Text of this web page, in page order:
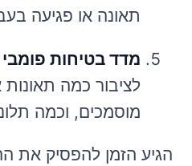
תאונה או פגיעה
מדד בטיחות פומבי
לציבור כמה
מוסמכים, וכמה
הגיע הזמן להפסיק את